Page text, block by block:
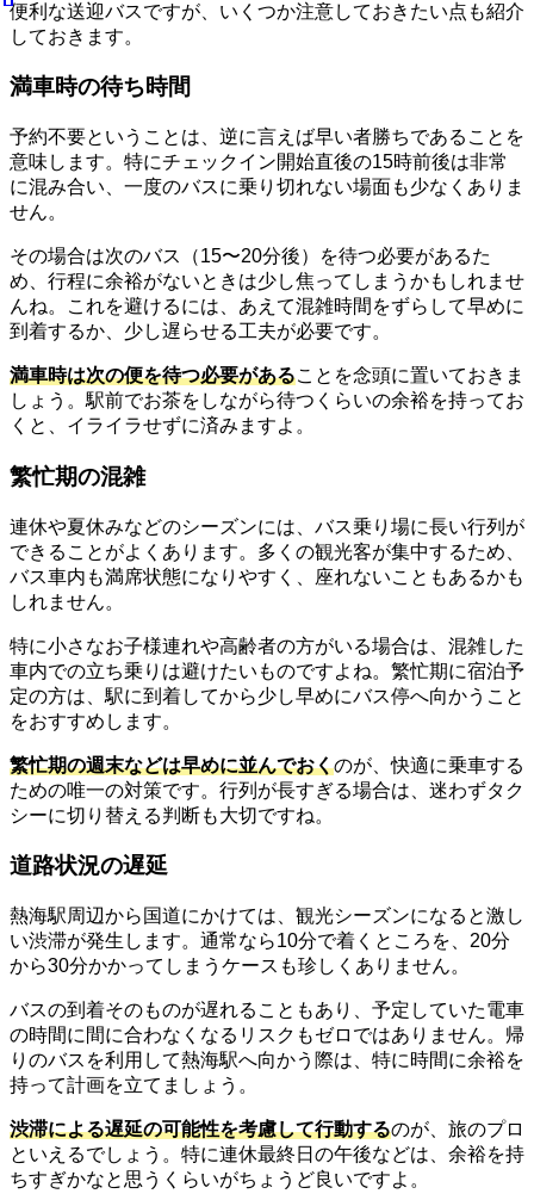
便利な送迎バスですが、いくつか注意しておきたい点も紹介
しておきます。
満車時の待ち時間
予約不要ということは、逆に言えば早い者勝ちであることを
意味します。特にチェックイン開始直後の15時前後は非常
に混み合い、一度のバスに乗り切れない場面も少なくありま
せん。
その場合は次のバス（15〜20分後）を待つ必要があるた
め、行程に余裕がないときは少し焦ってしまうかもしれませ
んね。これを避けるには、あえて混雑時間をずらして早めに
到着するか、少し遅らせる工夫が必要です。
満車時は次の便を待つ必要があることを念頭に置いておきま
しょう。駅前でお茶をしながら待つくらいの余裕を持ってお
くと、イライラせずに済みますよ。
繁忙期の混雑
連休や夏休みなどのシーズンには、バス乗り場に長い行列が
できることがよくあります。多くの観光客が集中するため、
バス車内も満席状態になりやすく、座れないこともあるかも
しれません。
特に小さなお子様連れや高齢者の方がいる場合は、混雑した
車内での立ち乗りは避けたいものですよね。繁忙期に宿泊予
定の方は、駅に到着してから少し早めにバス停へ向かうこと
をおすすめします。
繁忙期の週末などは早めに並んでおくのが、快適に乗車する
ための唯一の対策です。行列が長すぎる場合は、迷わずタク
シーに切り替える判断も大切ですね。
道路状況の遅延
熱海駅周辺から国道にかけては、観光シーズンになると激し
い渋滞が発生します。通常なら10分で着くところを、20分
から30分かかってしまうケースも珍しくありません。
バスの到着そのものが遅れることもあり、予定していた電車
の時間に間に合わなくなるリスクもゼロではありません。帰
りのバスを利用して熱海駅へ向かう際は、特に時間に余裕を
持って計画を立てましょう。
渋滞による遅延の可能性を考慮して行動するのが、旅のプロ
といえるでしょう。特に連休最終日の午後などは、余裕を持
ちすぎかなと思うくらいがちょうど良いですよ。